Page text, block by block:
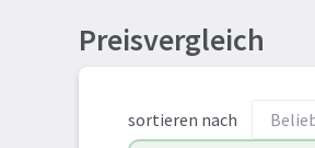
Preisvergleich
sortieren nach